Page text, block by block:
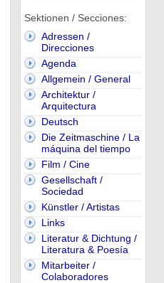
Sektionen / Secciones:
Adressen /
Direcciones
Agenda
Allgemein / General
Architektur /
Arquitectura
Deutsch
Die Zeitmaschine / La
máquina del tiempo
Film / Cine
Gesellschaft /
Sociedad
Künstler / Artistas
Links
Literatur & Dichtung /
Literatura & Poesía
Mitarbeiter /
Colaboradores